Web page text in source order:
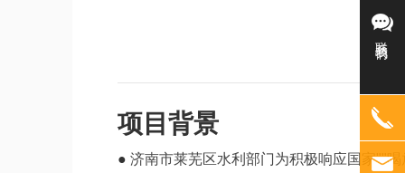
项目背景
● 济南市莱芜区水利部门为积极响应国家""